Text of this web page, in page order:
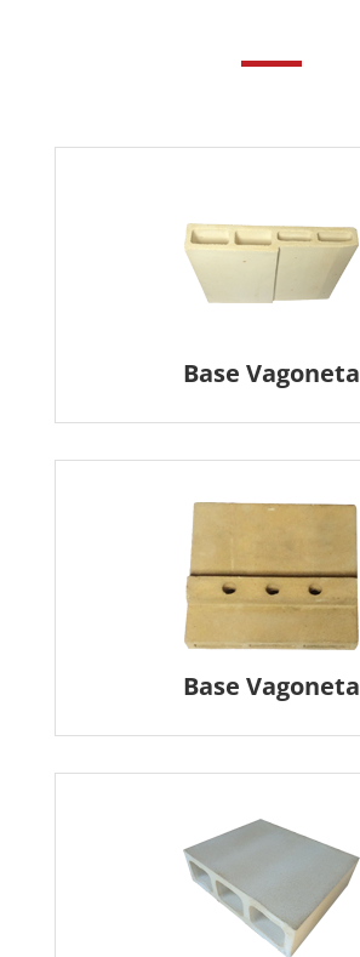
Base Vagoneta
Base Vagoneta